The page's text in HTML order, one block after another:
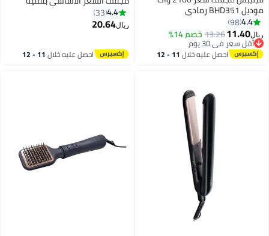
موديل BHD351 رمادي
4.4
98
ريال11.40
13.26خصم 14%
أقل سعر في 30 يوم
أقل سعر في 30 يوماحصل عليه خلال 11 - 12
ثيرمو بروتكت أسود/وردي
4.4
33
ريال20.64
احصل عليه خلال 11 - 12